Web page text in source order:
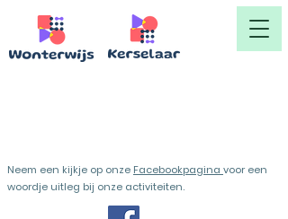
Neem een kijkje op onze Facebookpagina voor een
woordje uitleg bij onze activiteiten.